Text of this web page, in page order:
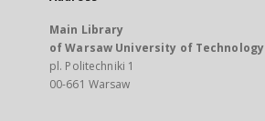
Main Library
of Warsaw University of Technology
pl. Politechniki 1
00-661 Warsaw